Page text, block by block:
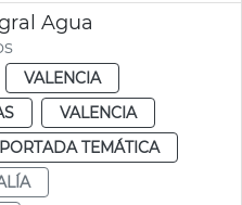
Agua
VALENCIA
VALENCIA
TEMÁTICA